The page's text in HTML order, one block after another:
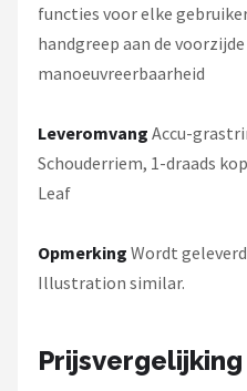
functies voor elke
handgreep aan de
manoeuvreerbaarheid
Leveromvang Accu-
Schouderriem, 1-draads
Leaf
Opmerking Wordt
Illustration similar.